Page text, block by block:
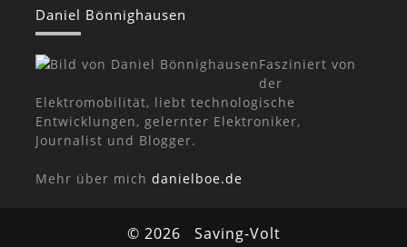
Daniel Bönnighausen
Fasziniert von
der
Elektromobilität, liebt technologische
Entwicklungen, gelernter Elektroniker,
Journalist und Blogger.
Mehr über mich danielboe.de
© 2026 Saving-Volt